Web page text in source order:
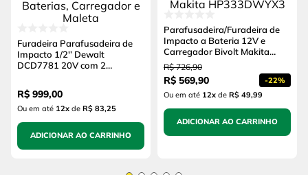
Furadeira Parafusadeira de
Impacto 1/2'’ Dewalt
DCD7781 20V com 2
R$ 999,00
Ou em até 12x de R$ 83,25
ADICIONAR AO CARRINHO
Parafusadeira/Furadeira de
Impacto a Bateria 12V e
Carregador Bivolt Makita
HP333DWYX3
R$ 726,90
R$ 569,90 -22%
Ou em até 12x de R$ 49,99
ADICIONAR AO CARRINHO